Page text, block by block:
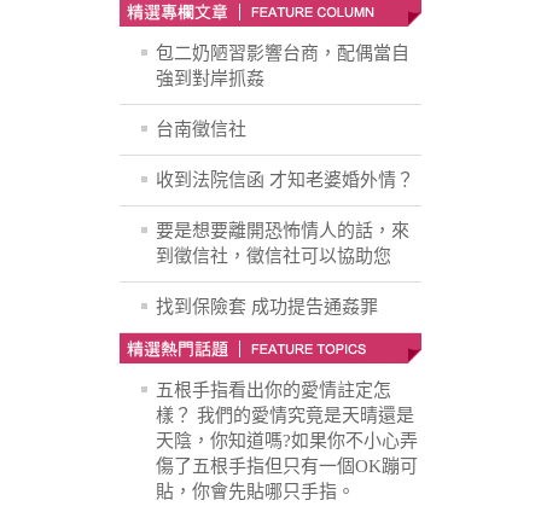
包二奶陋習影響台商，配偶當自
強到對岸抓姦
台南徵信社
收到法院信函 才知老婆婚外情？
要是想要離開恐怖情人的話，來
到徵信社，徵信社可以協助您
找到保險套 成功提告通姦罪
五根手指看出你的愛情註定怎
樣？ 我們的愛情究竟是天晴還是
天陰，你知道嗎?如果你不小心弄
傷了五根手指但只有一個OK蹦可
貼，你會先貼哪只手指。